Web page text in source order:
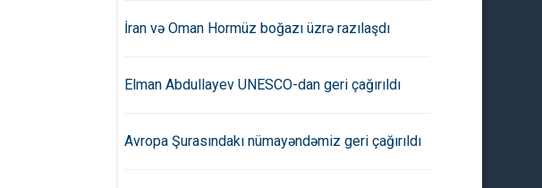
İran və Oman Hormüz boğazı üzrə razılaşdı
Elman Abdullayev UNESCO-dan geri çağırıldı
Avropa Şurasındakı nümayəndəmiz geri çağırıldı